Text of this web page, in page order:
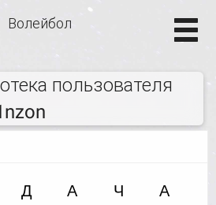
Волейбол
пользователя